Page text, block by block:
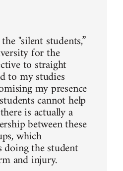
"silent students,”
for the
to straight
to my studies
my presence
cannot help
is actually a
between these
which
the student
and injury.